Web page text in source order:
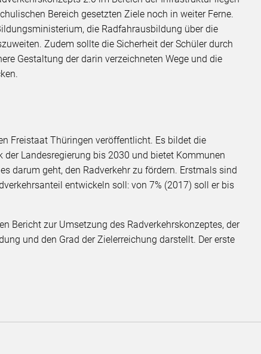
Bereich gesetzten Ziele noch in weiter Ferne.
die Radfahrausbildung über die
Zudem sollte die Sicherheit der Schüler durch
Gestaltung der darin verzeichneten Wege und die
Freistaat Thüringen veröffentlicht. Es bildet die
Landesregierung bis 2030 und bietet Kommunen
darum geht, den Radverkehr zu fördern. Erstmals sind
entwickeln soll: von 7% (2017) soll er bis
Bericht zur Umsetzung des Radverkehrskonzeptes, der
und den Grad der Zielerreichung darstellt. Der erste